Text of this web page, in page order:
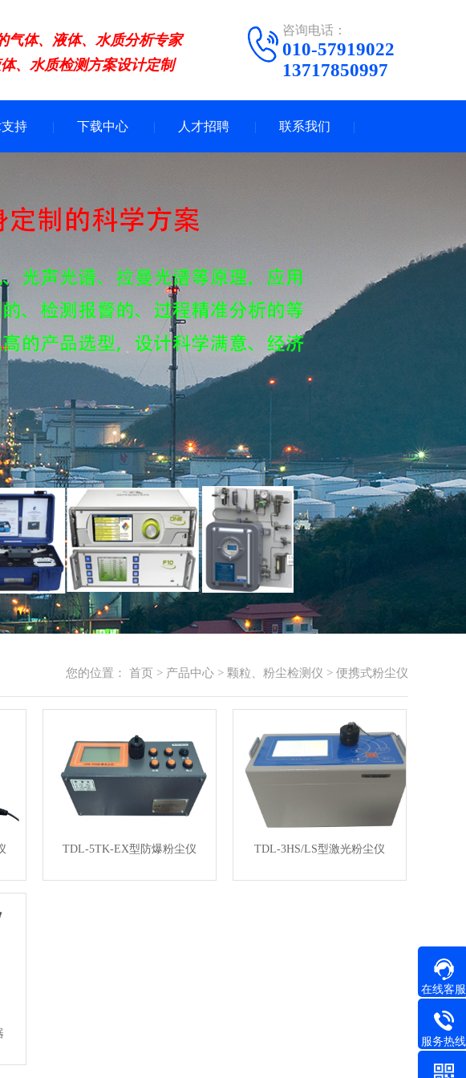
气体、液体、水质分析专家
、水质检测方案设计定制
咨询电话：
010-57919022
13717850997
持 下载中心 人才招聘 联系我们
您的位置： 首页 > 产品中心 > 颗粒、粉尘检测仪 > 便携式粉尘仪
TDL-5TK-EX型防爆粉尘仪 TDL-3HS/LS型激光粉尘仪
在线客服
服务热线